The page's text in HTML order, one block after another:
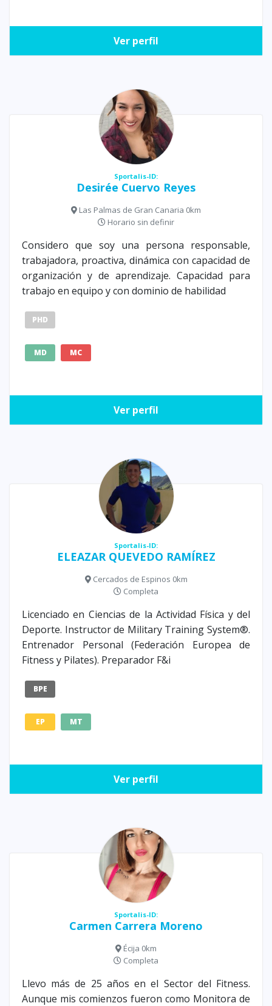
Ver perfil
Sportalis-ID:
Desirée Cuervo Reyes
Las Palmas de Gran Canaria 0km
Horario sin definir
Considero que soy una persona responsable,
trabajadora, proactiva, dinámica con capacidad de
organización y de aprendizaje. Capacidad para
trabajo en equipo y con dominio de habilidad
PHD
MD MC
Ver perfil
Sportalis-ID:
ELEAZAR QUEVEDO RAMÍREZ
Cercados de Espinos 0km
Completa
Licenciado en Ciencias de la Actividad Física y del
Deporte. Instructor de Military Training System®.
Entrenador Personal (Federación Europea de
Fitness y Pilates). Preparador F&i
BPE
EP MT
Ver perfil
Sportalis-ID:
Carmen Carrera Moreno
Écija 0km
Completa
Llevo más de 25 años en el Sector del Fitness.
Aunque mis comienzos fueron como Monitora de